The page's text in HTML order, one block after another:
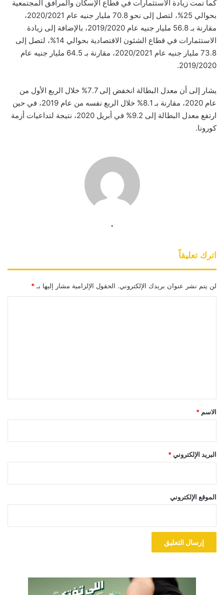
كما تمت زيادة الاستثمارات في قطاع الإسكان والمرافق المجتمعية
بحوالي 25%، لتصل إلى نحو 70.8 مليار جنيه عام 2020/2021،
مقارنة بـ 56.8 مليار جنيه عام 2019/2020، بالإضافة إلى زيادة
الاستثمارات في قطاع الشئون الاقتصادية بحوالي 14%، لتصل إلى
73.8 مليار جنيه عام 2020/2021، مقارنة بـ 64.5 مليار جنيه عام
2019/2020.
يشار إلى أن معدل البطالة انخفض إلى 7.7% خلال الربع الأول من
عام 2020، مقارنة بـ 8.1% خلال الربع نفسه من عام 2019، في حين
ارتفع معدل البطالة إلى 9.2% في أبريل 2020، نتيجة لتداعيات أزمة
كورونا.
.
اترك تعليقاً
لن يتم نشر عنوان بريدك الإلكتروني. الحقول الإلزامية مشار إليها بـ *
*
الاسم *
البريد الإلكتروني *
الموقع الإلكتروني